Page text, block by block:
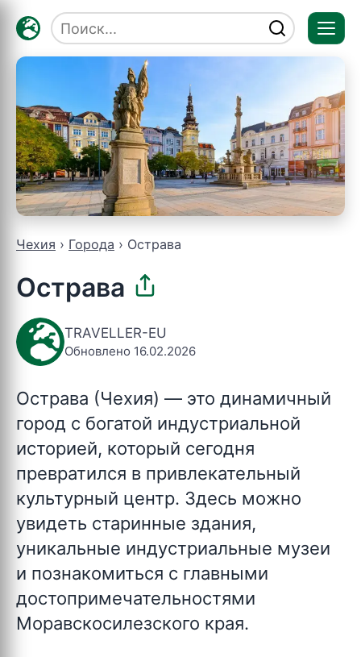
Чехия Города Острава
Острава
TRAVELLER-EU
Обновлено 16.02.2026
Острава (Чехия) — это динамичный
город с богатой индустриальной
историей, который сегодня
превратился в привлекательный
культурный центр. Здесь можно
увидеть старинные здания,
уникальные индустриальные музеи
и познакомиться с главными
достопримечательностями
Моравскосилезского края.